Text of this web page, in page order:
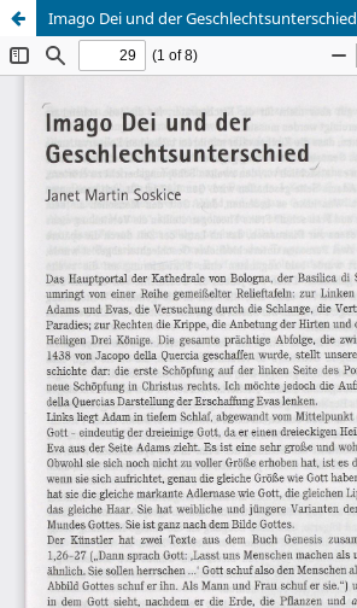
Imago Dei und der Geschlechtsunterschied